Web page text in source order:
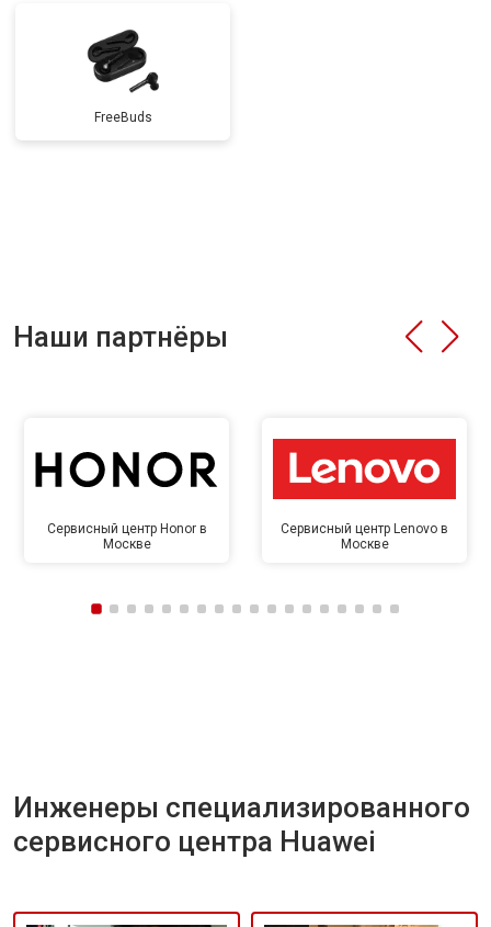
FreeBuds
Наши партнёры
Сервисный центр Honor в
Москве
Сервисный центр Lenovo в
Москве
Инженеры специализированного
сервисного центра Huawei